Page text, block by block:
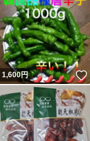
いいね！
1,600円